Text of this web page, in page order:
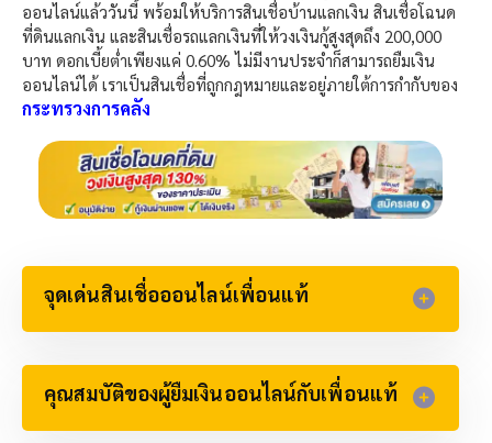
ออนไลน์แล้ววันนี้ พร้อมให้บริการสินเชื่อบ้านแลกเงิน สินเชื่อโฉนด
ที่ดินแลกเงิน และสินเชื่อรถแลกเงินที่ให้วงเงินกู้สูงสุดถึง 200,000
บาท ดอกเบี้ยต่ำเพียงแค่ 0.60% ไม่มีงานประจำก็สามารถยืมเงิน
ออนไลน์ได้ เราเป็นสินเชื่อที่ถูกกฎหมายและอยู่ภายใต้การกำกับของ
กระทรวงการคลัง
จุดเด่นสินเชื่อออนไลน์เพื่อนแท้
คุณสมบัติของผู้ยืมเงินออนไลน์กับเพื่อนแท้​